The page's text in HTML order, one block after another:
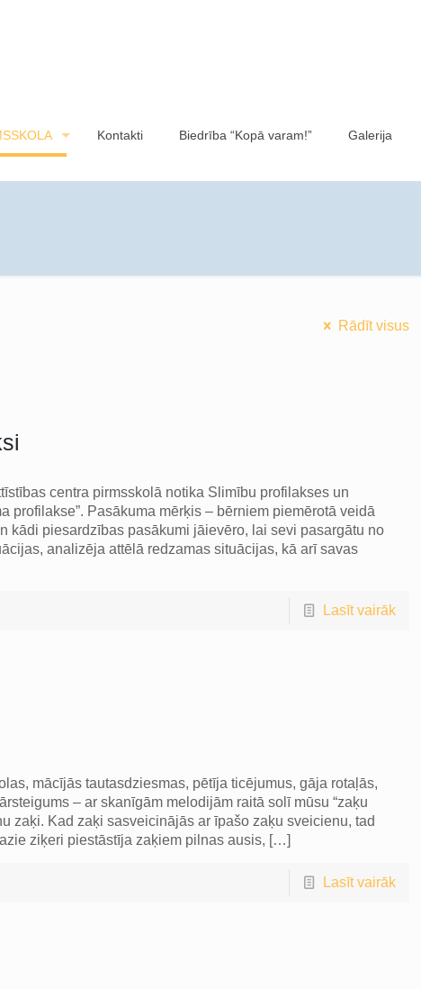
Kontakti Biedrība “Kopā varam!” Galerija
Rādīt visus
centra pirmsskolā notika Slimību profilakses un
profilakse”. Pasākuma mērķis – bērniem piemērotā veidā
kādi piesardzības pasākumi jāievēro, lai sevi pasargātu no
analizēja attēlā redzamas situācijas, kā arī savas
Lasīt vairāk
mācījās tautasdziesmas, pētīja ticējumus, gāja rotaļās,
– ar skanīgām melodijām raitā solī mūsu “zaķu
zaķi. Kad zaķi sasveicinājās ar īpašo zaķu sveicienu, tad
ziķeri piestāstīja zaķiem pilnas ausis, […]
Lasīt vairāk